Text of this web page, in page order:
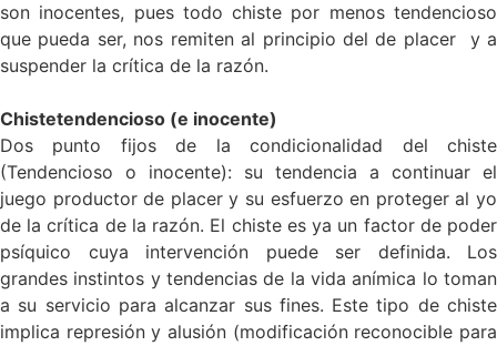
son inocentes, pues todo chiste por menos tendencioso
que pueda ser, nos remiten al principio del de placer y a
suspender la crítica de la razón.
Chistetendencioso (e inocente)
Dos punto fijos de la condicionalidad del chiste
(Tendencioso o inocente): su tendencia a continuar el
juego productor de placer y su esfuerzo en proteger al yo
de la crítica de la razón. El chiste es ya un factor de poder
psíquico cuya intervención puede ser definida. Los
grandes instintos y tendencias de la vida anímica lo toman
a su servicio para alcanzar sus fines. Este tipo de chiste
implica represión y alusión (modificación reconocible para